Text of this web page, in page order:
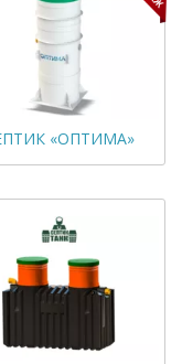
«ОПТИМА»